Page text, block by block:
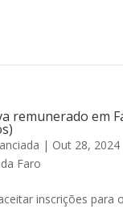
remunerado em
| Out 28, 2024
Faro
inscrições para